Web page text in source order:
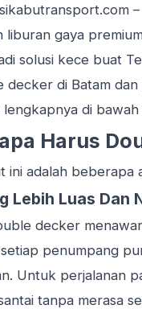
liburan gaya
solusi kece buat
decker di Batam dan
lengkapnya di bawah
Harus
ini adalah beberapa
Lebih Luas Dan
decker
penumpang
Untuk perjalanan
tanpa merasa